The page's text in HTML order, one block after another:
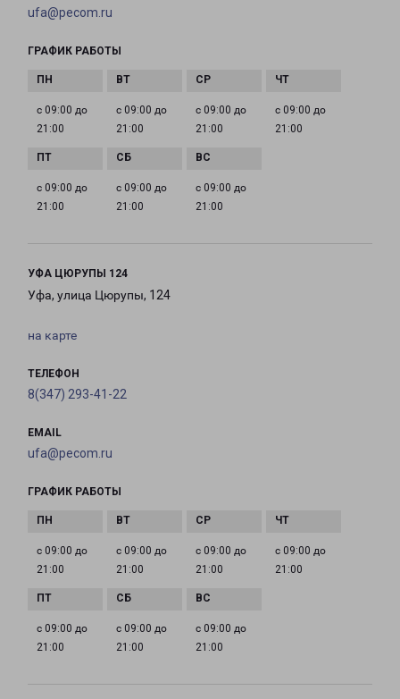
ufa@pecom.ru
ГРАФИК РАБОТЫ
с 09:00 до
21:00
с 09:00 до
21:00
с 09:00 до
21:00
с 09:00 до
21:00
с 09:00 до
21:00
с 09:00 до
21:00
с 09:00 до
21:00
УФА ЦЮРУПЫ 124
Уфа, улица Цюрупы, 124
на карте
ТЕЛЕФОН
8(347) 293-41-22
EMAIL
ufa@pecom.ru
ГРАФИК РАБОТЫ
с 09:00 до
21:00
с 09:00 до
21:00
с 09:00 до
21:00
с 09:00 до
21:00
с 09:00 до
21:00
с 09:00 до
21:00
с 09:00 до
21:00